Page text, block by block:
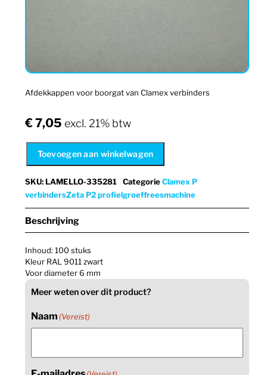
Afdekkappen voor boorgat van Clamex verbinders
€7,05 excl. 21% btw
Toevoegen aan winkelwagen
SKU:LAMELLO-335281 CategorieClamex P
verbindersZeta P2 profielgroeffreesmachine
Beschrijving
Inhoud: 100 stuks
Kleur RAL 9011 zwart
Voor diameter 6 mm
Meer weten over dit product?
Naam (Vereist)